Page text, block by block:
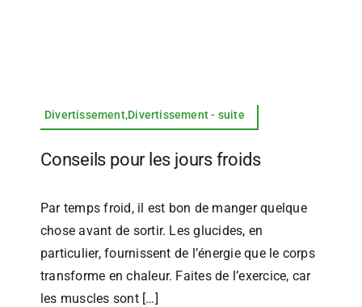
Divertissement,Divertissement - suite
Conseils pour les jours froids
Par temps froid, il est bon de manger quelque
chose avant de sortir. Les glucides, en
particulier, fournissent de l’énergie que le corps
transforme en chaleur. Faites de l’exercice, car
les muscles sont […]